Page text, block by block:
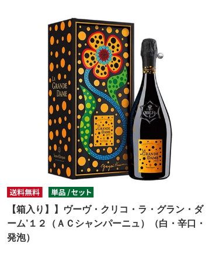
【箱入り】】ヴーヴ・クリコ・ラ・グラン・ダ
ーム’１２（ＡＣシャンパーニュ）（白・辛口・
発泡）